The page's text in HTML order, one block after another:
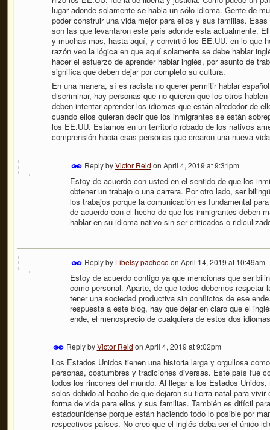
lugar adonde solamente se habla un sólo idioma. Gente de
poder construir una vida mejor para ellos y sus familias.
son las que levantaron este país adonde esta actualmente.
y muchas mas, hasta aquí, y convirtió los EE.UU. en lo que
razón veo la lógica en que aquí solamente se debe hablar
hacer el esfuerzo de aprender hablar inglés, por asunto de
significa que deben dejar por completo su cultura.
En una manera, sí es racista no querer permitir hablar
discriminar, hay personas que no quieren que los otros
deben intentar aprender los idiomas que están alrededor de
cuando ellos quieran decir que los inmigrantes se están
los EE.UU. Estamos en un territorio robado de los nativos
comprensión hacia esas personas que crearon una nueva
Reply byVictor Reid on April 4, 2019 at 9:31pm
Estoy de acuerdo con usted en el sentido de que los
obtener un trabajo o una carrera. Por otro lado, ser
los trabajos porque la comunicación es fundamental
de acuerdo con el hecho de que los inmigrantes deben
hablar en su idioma nativo sin ser criticados o
Reply by Libelsy pacheco on April 14, 2019 at 10:49am
Estoy de acuerdo contigo ya que mencionas que ser
como personal. Aparte, de que todos debemos
tener una sociedad productiva sin conflictos de ese
respuesta a este blog, hay que dejar en claro que el
ende, el menosprecio de cualquiera de estos dos
Reply byVictor Reid on April 4, 2019 at 9:02pm
Los Estados Unidos tienen una historia larga y orgullosa
personas, costumbres y tradiciones diversas. Este país fue
todos los rincones del mundo. Al llegar a los Estados
solos debido al hecho de que dejaron su tierra natal para
forma de vida para ellos y sus familias. También es difícil
estadounidense porque están haciendo todo lo posible por
respectivos países. No creo que el inglés deba ser el único